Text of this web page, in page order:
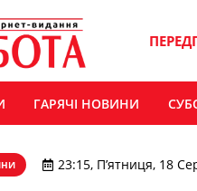
ГАРЯЧІ НОВИНИ
23:15, П’ятниця, 18